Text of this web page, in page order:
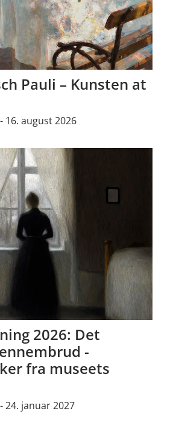
Pauli – Kunsten at
16. august 2026
2026: Det
-
fra museets
24. januar 2027